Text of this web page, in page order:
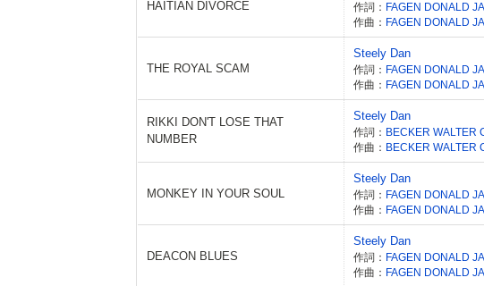
HAITIAN DIVORCE 作詞： FAGEN DONALD
作曲： FAGEN DONALD
THE ROYAL SCAM
Steely Dan
作詞： FAGEN DONALD
作曲： FAGEN DONALD
RIKKI DON'T LOSE THAT
NUMBER
Steely Dan
作詞：
作曲：
MONKEY IN YOUR SOUL
Steely Dan
作詞： FAGEN DONALD
作曲： FAGEN DONALD
DEACON BLUES
Steely Dan
作詞： FAGEN DONALD
作曲： FAGEN DONALD